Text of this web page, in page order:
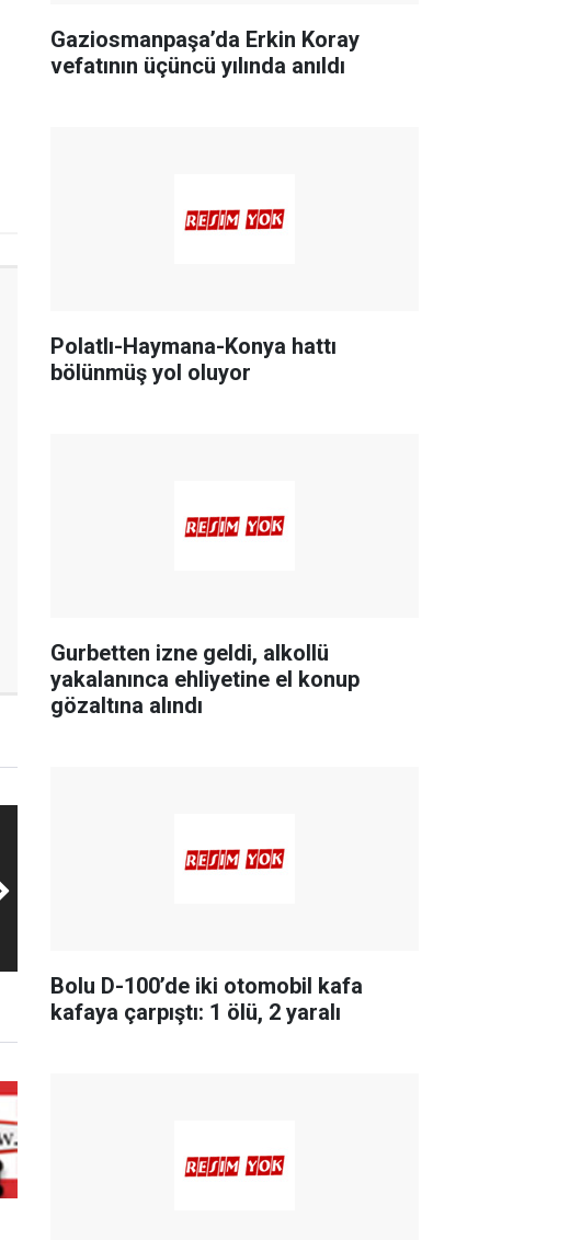
Gaziosmanpaşa’da Erkin Koray
vefatının üçüncü yılında anıldı
Polatlı-Haymana-Konya hattı
bölünmüş yol oluyor
Gurbetten izne geldi, alkollü
yakalanınca ehliyetine el konup
gözaltına alındı
Bolu D-100’de iki otomobil kafa
kafaya çarpıştı: 1 ölü, 2 yaralı